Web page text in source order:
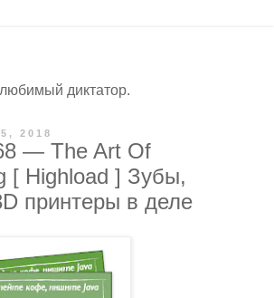
диктатор.
2018
— The Art Of
[ Highload ] Зубы,
принтеры в деле